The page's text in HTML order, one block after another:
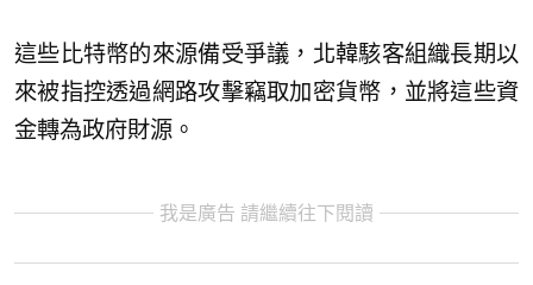
這些比特幣的來源備受爭議，北韓駭客組織長期以
來被指控透過網路攻擊竊取加密貨幣，並將這些資
金轉為政府財源。
我是廣告 請繼續往下閱讀